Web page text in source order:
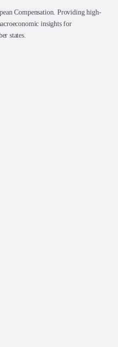
Compensation. Providing high-
insights for
states.